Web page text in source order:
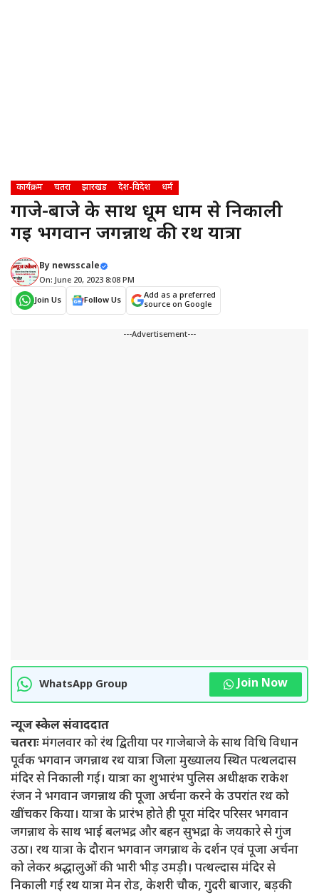
कार्यक्रम चतरा झारखंड देश-विदेश धर्म
गाजे-बाजे के साथ धूम धाम से निकाली
गई भगवान जगन्नाथ की रथ यात्रा
By newsscale
On: June 20, 2023 8:08 PM
Join Us
Follow Us
Add as a preferred
source on Google
---Advertisement---
WhatsApp Group Join Now
न्यूज स्केल संवाददात
चतराःमंगलवार को रंथ द्वितीया पर गाजेबाजे के साथ विधि विधान
पूर्वक भगवान जगन्नाथ रथ यात्रा जिला मुख्यालय स्थित पत्थलदास
मंदिर से निकाली गई। यात्रा का शुभारंभ पुलिस अधीक्षक राकेश
रंजन ने भगवान जगन्नाथ की पूजा अर्चना करने के उपरांत रथ को
खींचकर किया। यात्रा के प्रारंभ होते ही पूरा मंदिर परिसर भगवान
जगन्नाथ के साथ भाई बलभद्र और बहन सुभद्रा के जयकारे से गुंज
उठा। रथ यात्रा के दौरान भगवान जगन्नाथ के दर्शन एवं पूजा अर्चना
को लेकर श्रद्धालुओं की भारी भीड़ उमड़ी। पत्थल्दास मंदिर से
निकाली गई रथ यात्रा मेन रोड, केशरी चौक, गुदरी बाजार, बड़की